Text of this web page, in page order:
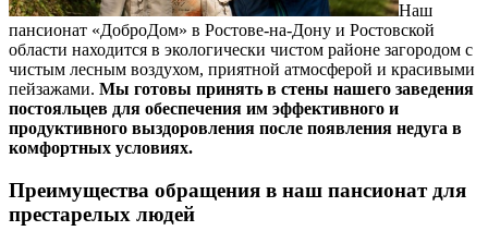
Наш
пансионат «ДоброДом» в Ростове-на-Дону и Ростовской
области находится в экологически чистом районе загородом с
чистым лесным воздухом, приятной атмосферой и красивыми
пейзажами. Мы готовы принять в стены нашего заведения
постояльцев для обеспечения им эффективного и
продуктивного выздоровления после появления недуга в
комфортных условиях.
Преимущества обращения в наш пансионат для
престарелых людей